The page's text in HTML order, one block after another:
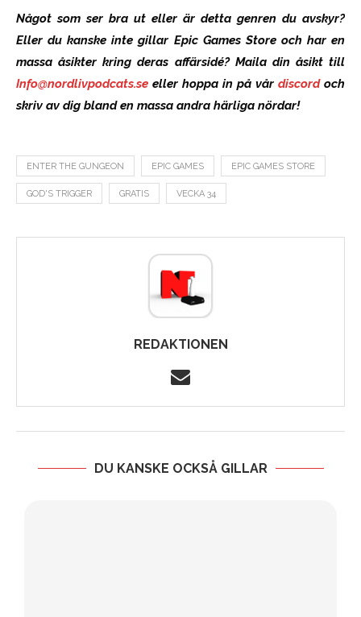
Något som ser bra ut eller är detta genren du avskyr?
Eller du kanske inte gillar Epic Games Store och har en
massa åsikter kring deras affärsidé? Maila din åsikt till
Info@nordlivpodcats.se eller hoppa in på vår discordoch
skriv av dig bland en massa andra härliga nördar!
ENTER THE GUNGEON EPIC GAMES EPIC GAMES STORE
GOD'S TRIGGER GRATIS VECKA 34
REDAKTIONEN
DU KANSKE OCKSÅ GILLAR